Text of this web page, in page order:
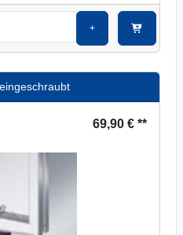
+
69,90 € **